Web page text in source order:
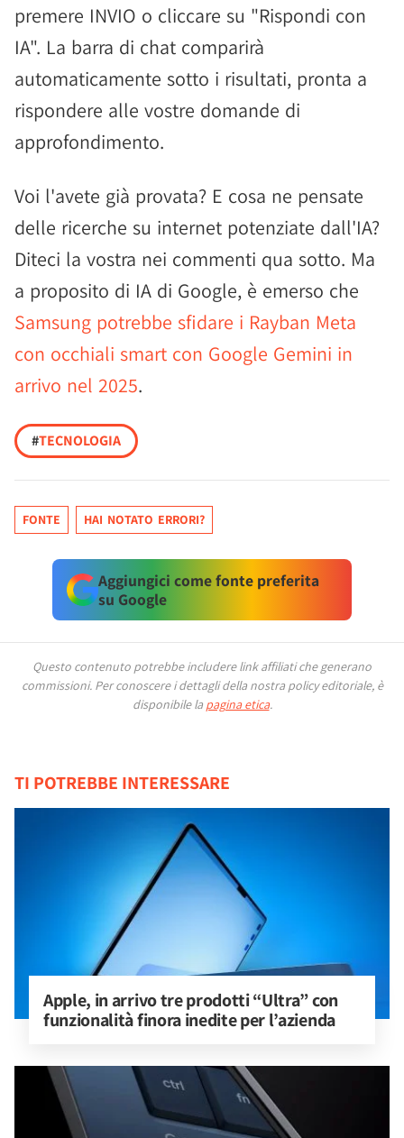
premere INVIO o cliccare su "Rispondi con
IA". La barra di chat comparirà
automaticamente sotto i risultati, pronta a
rispondere alle vostre domande di
approfondimento.
Voi l'avete già provata? E cosa ne pensate
delle ricerche su internet potenziate dall'IA?
Diteci la vostra nei commenti qua sotto. Ma
a proposito di IA di Google, è emerso che
Samsung potrebbe sfidare i Rayban Meta
con occhiali smart con Google Gemini in
arrivo nel 2025.
#TECNOLOGIA
FONTE HAI NOTATO ERRORI?
Aggiungici come fonte preferita
su Google
Questo contenuto potrebbe includere link affiliati che generano
commissioni. Per conoscere i dettagli della nostra policy editoriale, è
disponibile la pagina etica.
TI POTREBBE INTERESSARE
Apple, in arrivo tre prodotti “Ultra” con
funzionalità finora inedite per l’azienda